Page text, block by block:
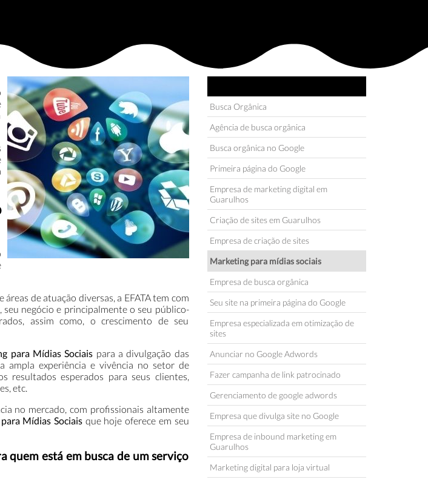
de atuação diversas, a EFATA tem com
negócio e principalmente o seu público-
assim como, o crescimento de seu
para Mídias Sociais para a divulgação das
ampla experiência e vivência no setor de
resultados esperados para seus clientes,
etc.
no mercado, com profissionais altamente
Mídias Sociais que hoje oferece em seu
quem está em busca de um serviço
Busca Orgânica
Agência de busca orgânica
Busca orgânica no Google
Primeira página do Google
Empresa de marketing digital em
Guarulhos
Criação de sites em Guarulhos
Empresa de criação de sites
Marketing para mídias sociais
Empresa de busca orgânica
Seu site na primeira página do Google
Empresa especializada em otimização de
sites
Anunciar no Google Adwords
Fazer campanha de link patrocinado
Gerenciamento de google adwords
Empresa que divulga site no Google
Empresa de inbound marketing em
Guarulhos
Marketing digital para loja virtual